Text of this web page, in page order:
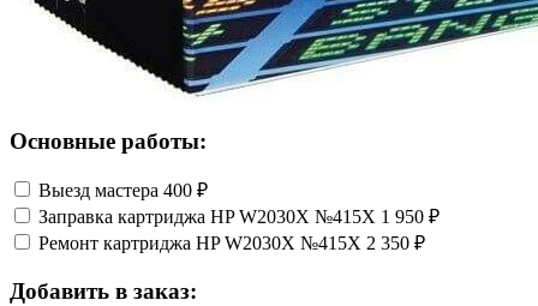
Основные работы:
Выезд мастера 400 ₽
Заправка картриджа HP W2030X №415X 1 950 ₽
Ремонт картриджа HP W2030X №415X 2 350 ₽
Добавить в заказ: